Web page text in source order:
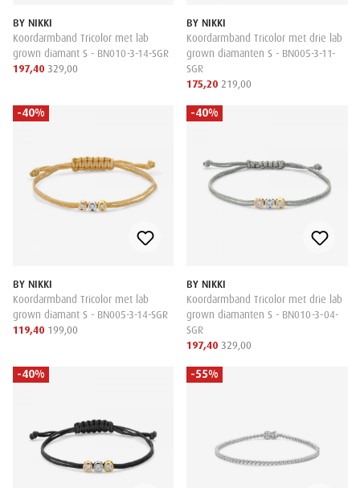
BY NIKKI
Koordarmband Tricolor met lab
grown diamant S - BN010-3-14-SGR
197,40 329,00
BY NIKKI
Koordarmband Tricolor met drie lab
grown diamanten S - BN005-3-11-
SGR
175,20 219,00
-40%
BY NIKKI
Koordarmband Tricolor met lab
grown diamant S - BN005-3-14-SGR
119,40 199,00
-40%
BY NIKKI
Koordarmband Tricolor met drie lab
grown diamanten S - BN010-3-04-
SGR
197,40 329,00
-40% -55%